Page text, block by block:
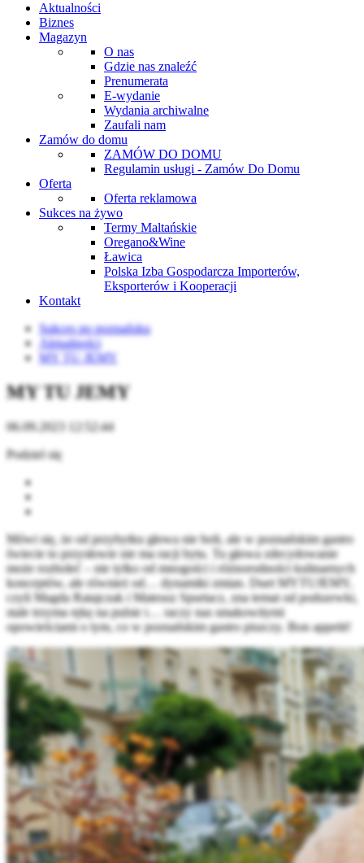
Aktualności
Biznes
Magazyn
O nas
Gdzie nas znaleźć
Prenumerata
E-wydanie
Wydania archiwalne
Zaufali nam
Zamów do domu
ZAMÓW DO DOMU
Regulamin usługi - Zamów Do Domu
Oferta
Oferta reklamowa
Sukces na żywo
Termy Maltańskie
Oregano&Wine
Ławica
Polska Izba Gospodarcza Importerów,
Eksporterów i Kooperacji
Kontakt
Sukces po poznańsku
Aktualności
MY TU JEMY
MY TU JEMY
06.09.2023 12:52:44
Podziel się
Mówi się, że od przybytku głowa nie boli, ale w poznańskim gastro
świecie to przysłowie nie ma racji bytu. Tu głowa zdecydowanie
może rozboleć – nie tylko od mnogości i różnorodności kulinarnych
konceptów, ale również od… dynamiki zmian. Duet MYTUJEMY,
czyli Magda Ratajczak i Mateusz Spurtacz, zna temat od podszewki,
stale trzyma rękę na pulsie i… raczy nas smakowitymi
opowieściami o tym, co w poznańskim gastro piszczy. Bon appetit!